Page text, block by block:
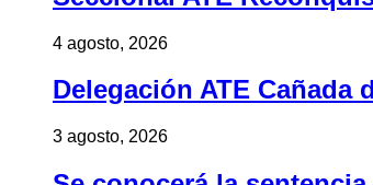
4 agosto, 2026
Delegación ATE
3 agosto, 2026